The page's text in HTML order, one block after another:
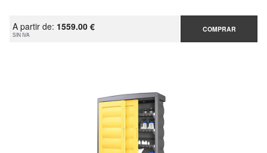
A partir de: 1559.00 €
SIN IVA
COMPRAR